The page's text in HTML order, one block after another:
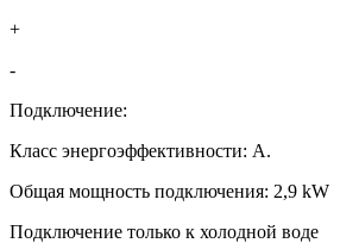
+
-
Подключение:
Класс энергоэффективности: A.
Общая мощность подключения: 2,9 kW
Подключение только к холодной воде